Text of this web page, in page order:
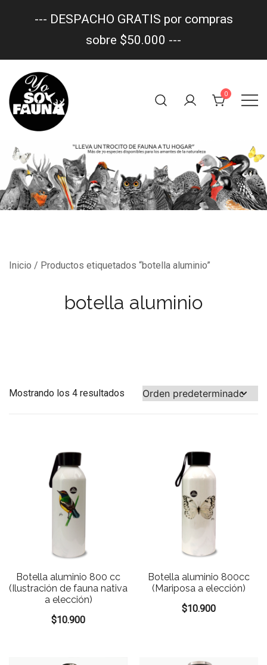
contenido
yo soy fauna
Un trocito de fauna en tu hogar
0
Inicio / Productos etiquetados “botella aluminio”
botella aluminio
Mostrando los 4 resultados
Botella aluminio 800 cc
(Ilustración de fauna nativa
a elección)
$10.900
Botella aluminio 800cc
(Mariposa a elección)
$10.900
--- DESPACHO GRATIS por compras
sobre $50.000 ---